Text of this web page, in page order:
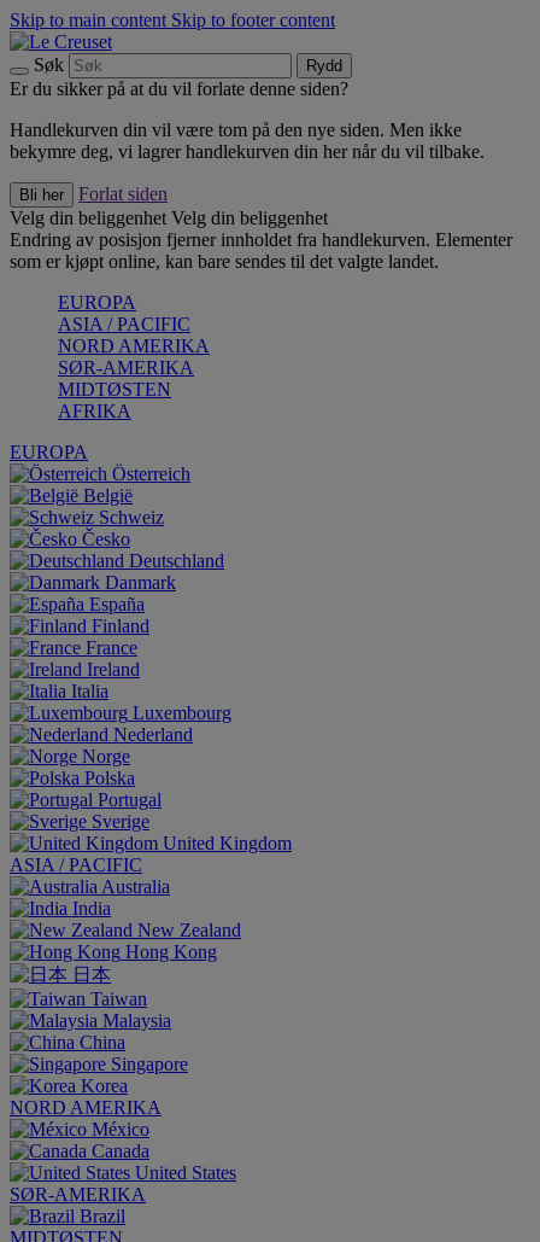
Skip to main content Skip to footer content
Søk Rydd
Er du sikker på at du vil forlate denne siden?
Handlekurven din vil være tom på den nye siden. Men ikke
bekymre deg, vi lagrer handlekurven din her når du vil tilbake.
Bli her
Forlat siden
Velg din beliggenhet Velg din beliggenhet
Endring av posisjon fjerner innholdet fra handlekurven. Elementer
som er kjøpt online, kan bare sendes til det valgte landet.
EUROPA
ASIA / PACIFIC
NORD AMERIKA
SØR-AMERIKA
MIDTØSTEN
AFRIKA
EUROPA
Österreich
België
Schweiz
Česko
Deutschland
Danmark
España
Finland
France
Ireland
Italia
Luxembourg
Nederland
Norge
Polska
Portugal
Sverige
United Kingdom
ASIA / PACIFIC
Australia
India
New Zealand
Hong Kong
日本
Taiwan
Malaysia
China
Singapore
Korea
NORD AMERIKA
México
Canada
United States
SØR-AMERIKA
Brazil
MIDTØSTEN